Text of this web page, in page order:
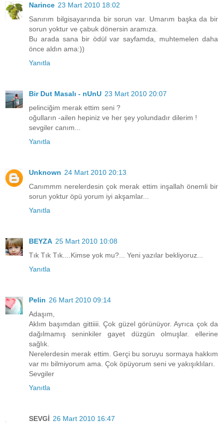
Narince 23 Mart 2010 18:02
Sanırım bilgisayarında bir sorun var. Umarım başka da bir
sorun yoktur ve çabuk dönersin aramıza.
Bu arada sana bir ödül var sayfamda, muhtemelen daha
önce aldın ama:))
Yanıtla
Bir Dut Masalı - nUnU 23 Mart 2010 20:07
pelinciğim merak ettim seni ?
oğulların -ailen hepiniz ve her şey yolundadır dilerim !
sevgiler canım...
Yanıtla
Unknown 24 Mart 2010 20:13
Canımmm nerelerdesin çok merak ettim inşallah önemli bir
sorun yoktur öpü yorum iyi akşamlar...
Yanıtla
BEYZA 25 Mart 2010 10:08
Tık Tık Tık....Kimse yok mu?... Yeni yazılar bekliyoruz...
Yanıtla
Pelin 26 Mart 2010 09:14
Adaşım,
Aklım başımdan gittiiii. Çok güzel görünüyor. Ayrıca çok da
dağılmamış seninkiler gayet düzgün olmuşlar. ellerine
sağlık.
Nerelerdesin merak ettim. Gerçi bu soruyu sormaya hakkım
var mı bilmiyorum ama. Çok öpüyorum seni ve yakışıklıları.
Sevgiler
Yanıtla
SEVGİ 26 Mart 2010 16:47